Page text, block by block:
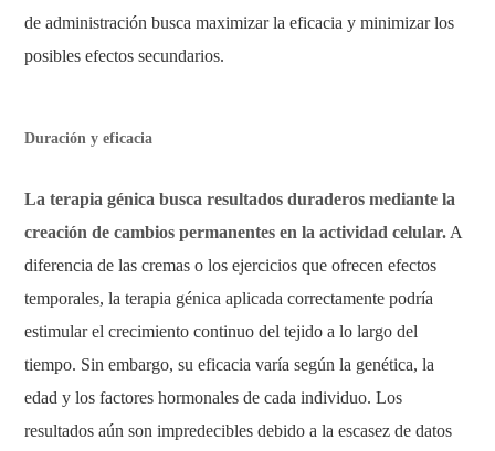
de administración busca maximizar la eficacia y minimizar los
posibles efectos secundarios.
Duración y eficacia
La terapia génica busca resultados duraderos mediante la
creación de cambios permanentes en la actividad celular. A
diferencia de las cremas o los ejercicios que ofrecen efectos
temporales, la terapia génica aplicada correctamente podría
estimular el crecimiento continuo del tejido a lo largo del
tiempo. Sin embargo, su eficacia varía según la genética, la
edad y los factores hormonales de cada individuo. Los
resultados aún son impredecibles debido a la escasez de datos